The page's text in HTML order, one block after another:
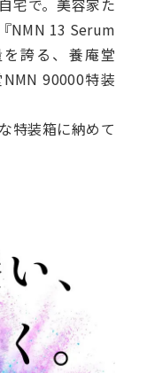
宅で。美容家た
NMN 13 Serum
誇る、養庵堂
90000特装
特装箱に納めて